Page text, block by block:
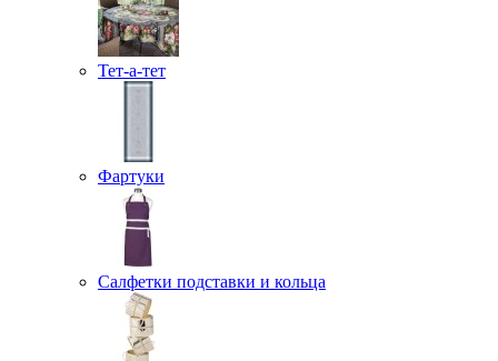
Тет-а-тет
Фартуки
Салфетки подставки и кольца